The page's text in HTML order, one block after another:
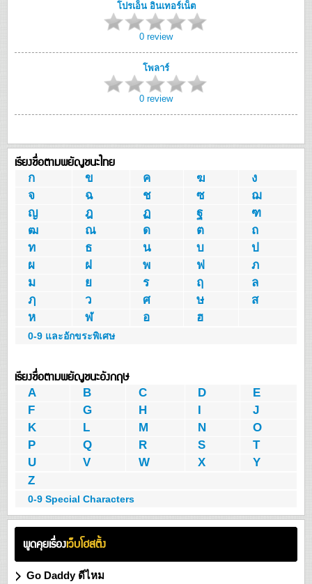
โปรเอ็น อินเทอร์เน็ต
0 review
โพลาร์
0 review
เรียงชื่อตามพยัญชนะไทย
ก ข ค ฆ
ง
จ
ฉ ช ซ
ฌ
ญ
ฎ ฏ ฐ
ฑ
ฒ
ณ ด ต
ถ
ท
ธ น บ
ป
ผ
ฝ พ ฟ
ภ
ม
ย ร ฤ
ล
ฦ
ว ศ ษ
ส
ห
ฬ อ ฮ
0-9 และอักขระพิเศษ
เรียงชื่อตามพยัญชนะอังกฤษ
A B C D
E
F
G H I
J
K
L M N
O
P
Q R S
T
U
V W X
Y
Z
0-9 Special Characters
พูดคุยเรื่องเว็บโฮสติ้ง
Go Daddy ดีไหม